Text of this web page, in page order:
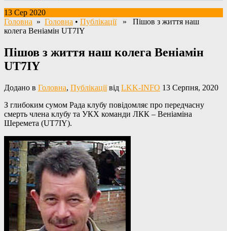
13 Сер 2020
Головна » Головна • Публікації» Пішов з життя наш
колега Веніамін UT7IY
Пішов з життя наш колега Веніамін
UT7IY
Додано в Головна, Публікаціївід LKK-INFO 13 Серпня, 2020
З глибоким сумом Рада клубу повідомляє про передчасну
смерть члена клубу та УКХ команди ЛКК – Веніаміна
Шеремета (UT7IY).